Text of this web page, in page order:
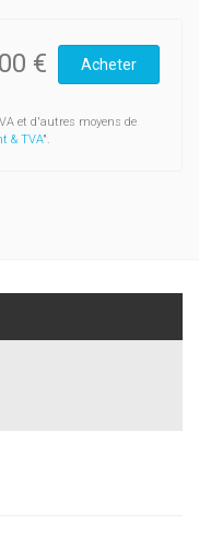
€ Acheter
et d'autres moyens de
& TVA".